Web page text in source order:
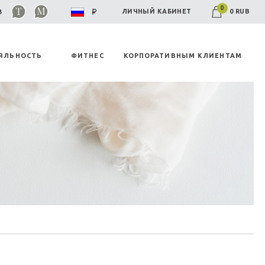
ЛИЧНЫЙ КАБИНЕТ 0 0 RUB
ФИТНЕС КОРПОРАТИВНЫМ КЛИЕНТАМ